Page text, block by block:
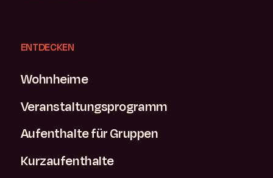
ENTDECKEN
Wohnheime
Veranstaltungsprogramm
Aufenthalte für Gruppen
Kurzaufenthalte